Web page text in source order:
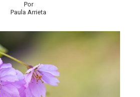
Por
Paula Arrieta